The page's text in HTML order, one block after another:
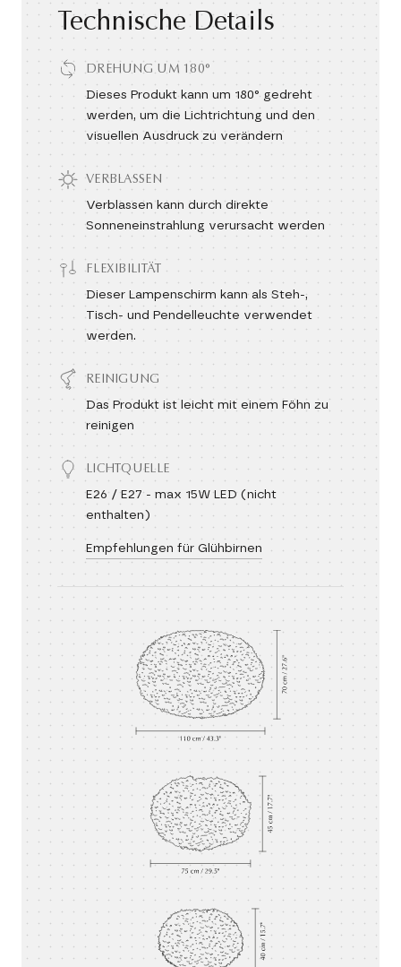
Technische Details
DREHUNG UM 180°
Dieses Produkt kann um 180° gedreht
werden, um die Lichtrichtung und den
visuellen Ausdruck zu verändern
VERBLASSEN
Verblassen kann durch direkte
Sonneneinstrahlung verursacht werden
FLEXIBILITÄT
Dieser Lampenschirm kann als Steh-,
Tisch- und Pendelleuchte verwendet
werden.
REINIGUNG
Das Produkt ist leicht mit einem Föhn zu
reinigen
LICHTQUELLE
E26 / E27 - max 15W LED (nicht
enthalten)
Empfehlungen für Glühbirnen